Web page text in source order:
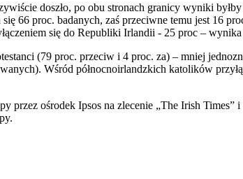
doszło, po obu stronach granicy wyniki
66 proc. badanych, zaś przeciwne temu jest 16
się do Republiki Irlandii - 25 proc –
(79 proc. przeciw i 4 proc. za) – mniej
Wśród północnoirlandzkich katolików
przez ośrodek Ipsos na zlecenie „The Irish